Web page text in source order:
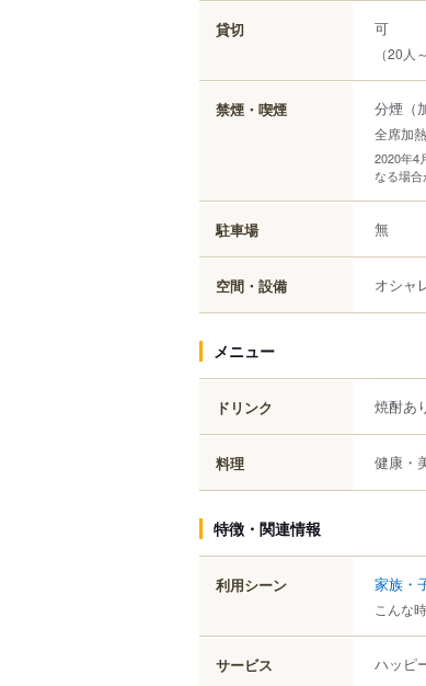
貸切 可
（20人
禁煙・喫煙 分煙（
全席加
2020年4
なる場合
駐車場 無
空間・設備 オシャ
メニュー
ドリンク 焼酎あ
料理 健康・
特徴・関連情報
利用シーン 家族・
こんな
サービス ハッピ